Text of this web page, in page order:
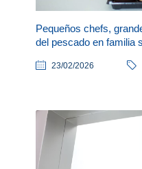
Pequeños chefs,
del pescado en familia
23/02/2026